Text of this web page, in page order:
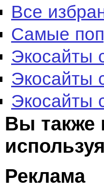
Все
Самые
Экосайты
Экосайты
Экосайты
Вы также
Реклама